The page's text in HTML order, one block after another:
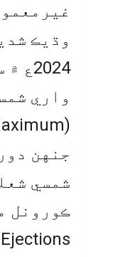
وڌيڪ
واري
جنهن